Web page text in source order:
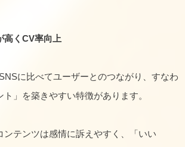
高くCV率向上
に比べてユーザーとのつながり、すなわ
」を築きやすい特徴があります。
ンテンツは感情に訴えやすく、「いい